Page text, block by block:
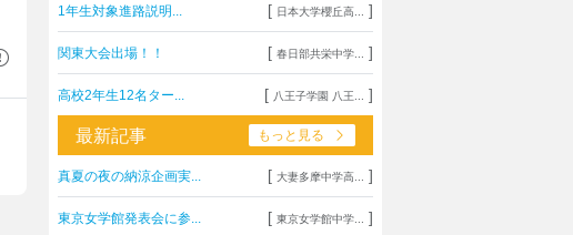
1年生対象進路説明... [ 日本大学櫻丘高... ]
関東大会出場！！ [ 春日部共栄中学... ]
高校2年生12名ター... [ 八王子学園 八王... ]
最新記事 もっと見る
真夏の夜の納涼企画実... [ 大妻多摩中学高... ]
東京女学館発表会に参... [ 東京女学館中学... ]